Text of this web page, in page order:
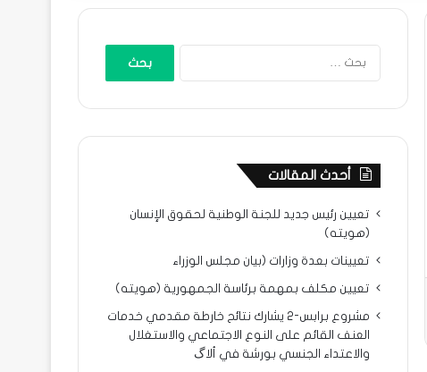
أحدث المقالات
تعيين رئيس جديد للجنة الوطنية لحقوق الإنسان
(هويته)
تعيينات بعدة وزارات (بيان مجلس الوزراء
تعيين مكلف بمهمة برئاسة الجمهورية (هويته)
مشروع برابس-2 يشارك نتائح خارطة مقدمي خدمات
العنف القائم على النوع الاجتماعي والاستغلال
والاعتداء الجنسي بورشة في ألاگ